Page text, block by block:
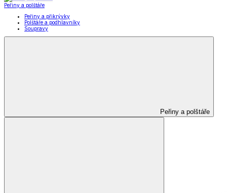
Peřiny a polštáře
Peřiny a přikrývky
Polštáře a podhlavníky
Soupravy
Peřiny a polštáře